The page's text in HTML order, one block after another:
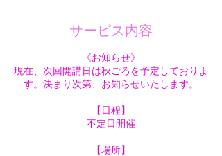
サービス内容
《お知らせ》
現在、次回開講日は秋ごろを予定しておりま
す。決まり次第、お知らせいたします。
【日程】
不定日開催
【場所】